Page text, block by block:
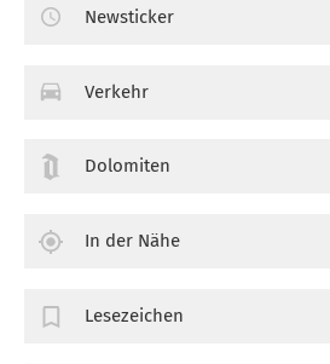
Newsticker
Verkehr
Dolomiten
In der Nähe
Lesezeichen